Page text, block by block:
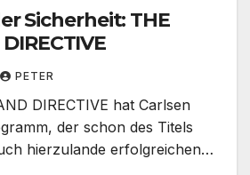
Sicherheit: THE
PETER
DIRECTIVE hat Carlsen
der schon des Titels
hierzulande erfolgreichen…